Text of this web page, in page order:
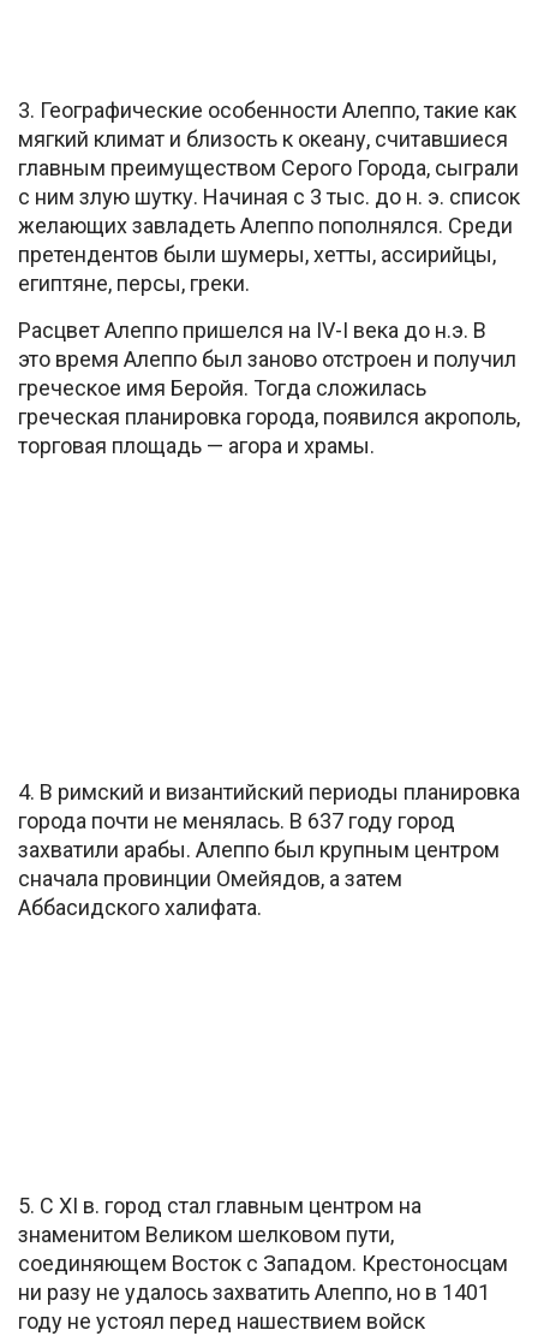
3. Географические особенности Алеппо, такие как
мягкий климат и близость к океану, считавшиеся
главным преимуществом Серого Города, сыграли
с ним злую шутку. Начиная с 3 тыс. до н. э. список
желающих завладеть Алеппо пополнялся. Среди
претендентов были шумеры, хетты, ассирийцы,
египтяне, персы, греки.
Расцвет Алеппо пришелся на IV-I века до н.э. В
это время Алеппо был заново отстроен и получил
греческое имя Беройя. Тогда сложилась
греческая планировка города, появился акрополь,
торговая площадь — агора и храмы.
4. В римский и византийский периоды планировка
города почти не менялась. В 637 году город
захватили арабы. Алеппо был крупным центром
сначала провинции Омейядов, а затем
Аббасидского халифата.
5. С XI в. город стал главным центром на
знаменитом Великом шелковом пути,
соединяющем Восток с Западом. Крестоносцам
ни разу не удалось захватить Алеппо, но в 1401
году не устоял перед нашествием войск